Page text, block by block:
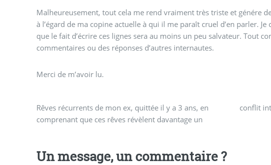
Malheureusement, tout cela me rend vraiment très triste et génére
à l’égard de ma copine actuelle à qui il me paraît cruel d’en parler. Je
que le fait d’écrire ces lignes sera au moins un peu salvateur. Tout
commentaires ou des réponses d’autres internautes.
Merci de m’avoir lu.
Rêves récurrents de mon ex, quittée il y a 3 ans, en
comprenant que ces rêves révèlent davantage un
conflit
Un message, un commentaire ?